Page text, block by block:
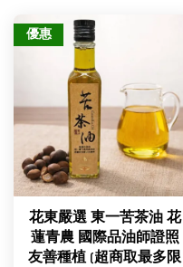
優惠
花東嚴選 東一苦茶油 花
蓮青農 國際品油師證照
友善種植 (超商取最多限